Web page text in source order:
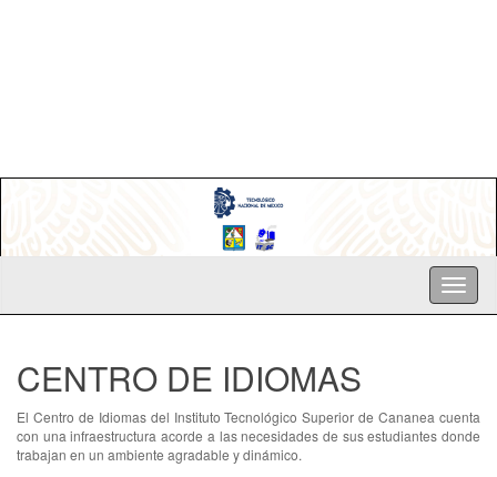
CENTRO DE IDIOMAS
El Centro de Idiomas del Instituto Tecnológico Superior de Cananea cuenta
con una infraestructura acorde a las necesidades de sus estudiantes donde
trabajan en un ambiente agradable y dinámico.